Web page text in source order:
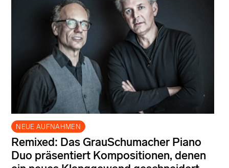
NEUE AUFNAHMEN
Remixed: Das GrauSchumacher Piano
Duo präsentiert Kompositionen, denen